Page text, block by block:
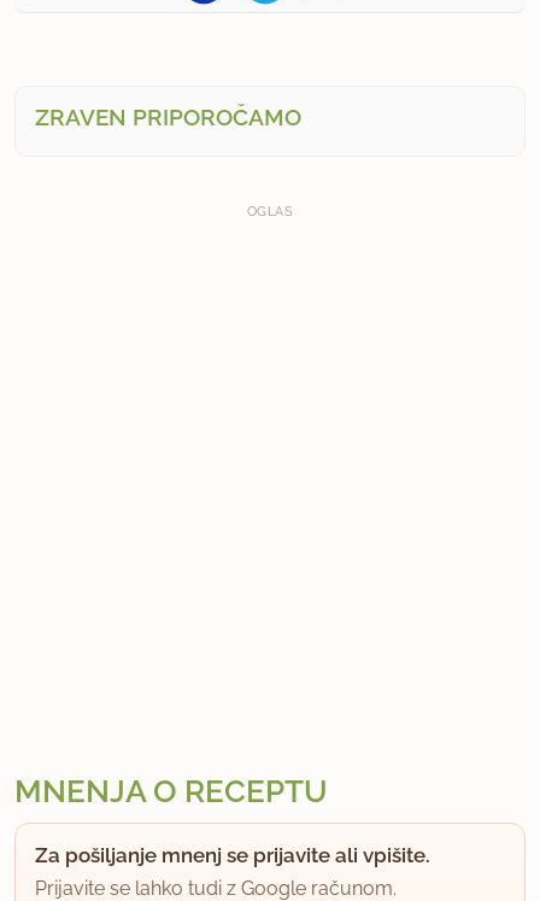
ZRAVEN PRIPOROČAMO
OGLAS
MNENJA O RECEPTU
Za pošiljanje mnenj se prijavite ali vpišite.
Prijavite se lahko tudi z Google računom.